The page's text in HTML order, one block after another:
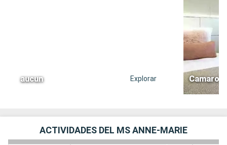
aucun Explorar
ACTIVIDADES DEL MS ANNE-MARIE